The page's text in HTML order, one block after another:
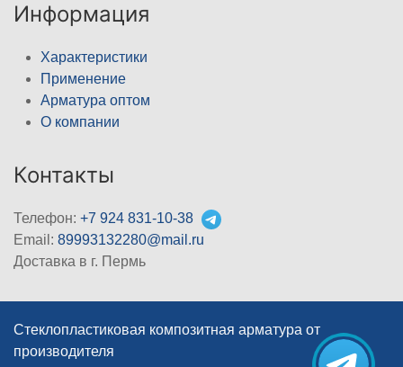
Информация
Характеристики
Применение
Арматура оптом
О компании
Контакты
Телефон: +7 924 831-10-38
Email: 89993132280@mail.ru
Доставка в г. Пермь
Стеклопластиковая композитная арматура от
производителя